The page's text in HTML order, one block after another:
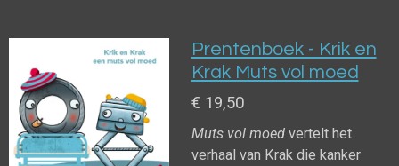
Prentenboek - Krik en
Krak Muts vol moed
€ 19,50
Muts vol moedvertelt het
verhaal van Krak die kanker